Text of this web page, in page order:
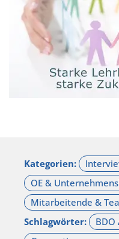
Kategorien:
Schlagwörter: